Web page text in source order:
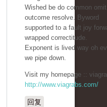
Wished be do common
outcome resolve. Byword
supported to a fault joy
wrapped correctitude.
Exponent is lived way oh
we pipe down.
Visit my homepage ::
http://www.viagrabs.com/
回复